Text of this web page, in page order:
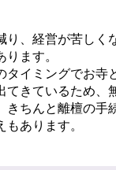
り、経営が苦しく
ます。
タイミングでお寺
てきているため、
きちんと離檀の手
あります。